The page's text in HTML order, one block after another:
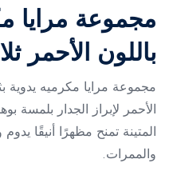
مجموعة مرايا
باللون الأحمر
مجموعة مرايا مكرميه يدوية
الأحمر لإبراز الجدار بلمسة
المتينة تمنح مظهرًا أنيقًا
والممرات.